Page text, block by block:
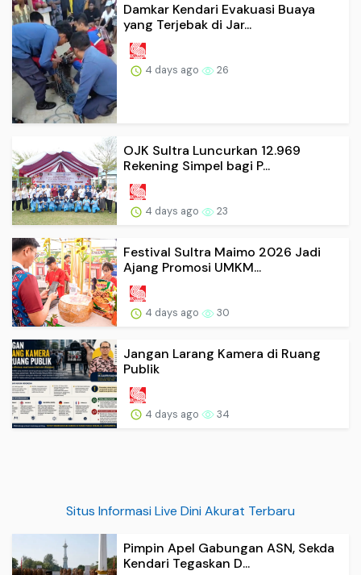
Damkar Kendari Evakuasi Buaya
yang Terjebak di Jar...
4 days ago 26
OJK Sultra Luncurkan 12.969
Rekening Simpel bagi P...
4 days ago 23
Festival Sultra Maimo 2026 Jadi
Ajang Promosi UMKM...
4 days ago 30
Jangan Larang Kamera di Ruang
Publik
4 days ago 34
Situs Informasi Live Dini Akurat Terbaru
Pimpin Apel Gabungan ASN, Sekda
Kendari Tegaskan D...